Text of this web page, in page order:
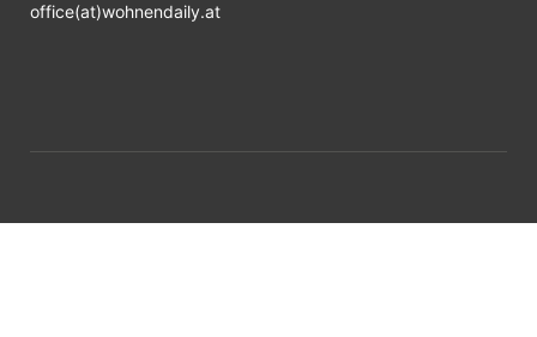
office(at)wohnendaily.at